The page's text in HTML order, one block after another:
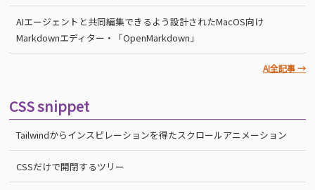
AIエージェントと共同編集できるよう設計されたMacOS向け
Markdownエディター・「OpenMarkdown」
AI全記事 →
CSS snippet
Tailwindからインスピレーションを得たスクロールアニメーション
CSSだけで開閉するツリー